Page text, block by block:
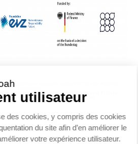
on Jewish Material Claims Against
« Remembrance, Responsibility and Future »
German Federal Ministry of Finance